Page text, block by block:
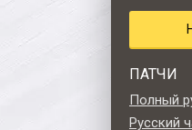
ПАТЧИ
Полный
Русский